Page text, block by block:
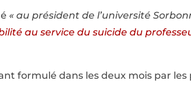
« au président de l’université
au service du suicide du
formulé dans les deux mois par